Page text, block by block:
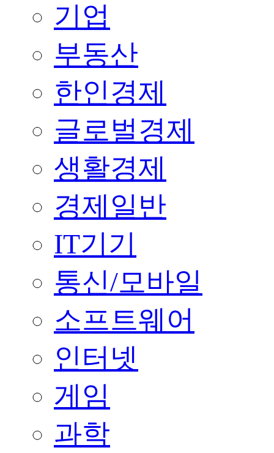
기업
부동산
한인경제
글로벌경제
생활경제
경제일반
IT기기
통신/모바일
소프트웨어
인터넷
게임
과학